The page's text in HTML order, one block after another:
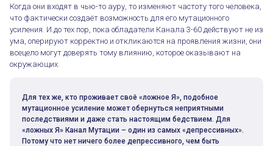
Когда они входят в чью-то ауру, то изменяют частоту того человека,
что фактически создаёт возможность для его мутационного
усиления. И до тех пор, пока обладатели Канала 3-60 действуют не из
ума, оперируют корректно и откликаются на проявления жизни, они
всецело могут доверять тому влиянию, которое оказывают на
окружающих.
Для тех же, кто проживает своё «ложное Я», подобное
мутационное усиление может обернуться неприятными
последствиями и даже стать настоящим бедствием. Для
«ложных Я» Канал Мутации – один из самых «депрессивных».
Потому что нет ничего более депрессивного, чем быть